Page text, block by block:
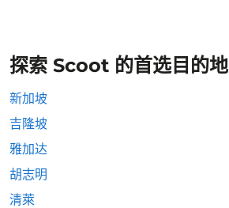
探索 Scoot 的首选目的地
新加坡
吉隆坡
雅加达
胡志明
清萊